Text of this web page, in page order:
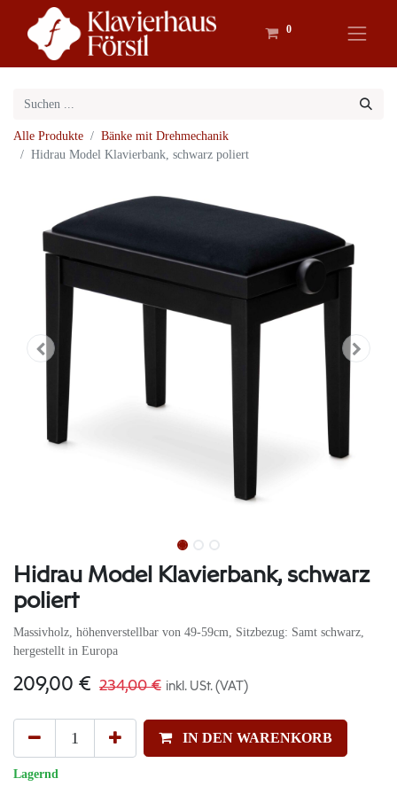
0
Alle Produkte
Bänke mit Drehmechanik
Hidrau Model Klavierbank, schwarz poliert
Hidrau Model Klavierbank, schwarz
poliert
Massivholz, höhenverstellbar von 49-59cm, Sitzbezug: Samt schwarz,
hergestellt in Europa
209,00 € 234,00€ inkl. USt. (VAT)
IN DEN WARENKORB
Lagernd